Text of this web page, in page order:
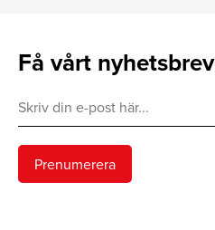
Få vårt nyhetsbrev